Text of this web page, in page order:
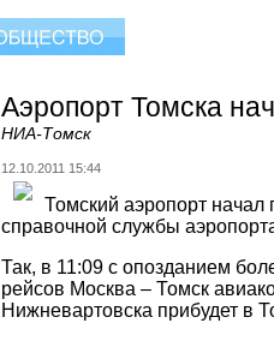
Аэропорт Томска
НИА-Томск
12.10.2011 15:44
Томский аэропорт
справочной службы
Так, в 11:09 с опозданием
рейсов Москва – Томск
Нижневартовска прибудет в